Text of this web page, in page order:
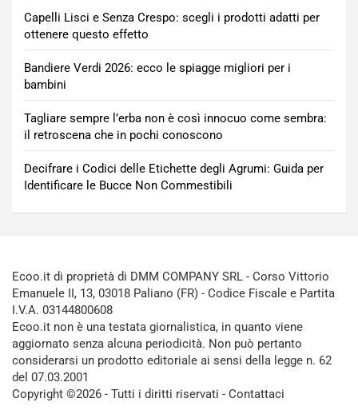
Capelli Lisci e Senza Crespo: scegli i prodotti adatti per
ottenere questo effetto
Bandiere Verdi 2026: ecco le spiagge migliori per i
bambini
Tagliare sempre l’erba non è così innocuo come sembra:
il retroscena che in pochi conoscono
Decifrare i Codici delle Etichette degli Agrumi: Guida per
Identificare le Bucce Non Commestibili
Ecoo.it di proprietà di DMM COMPANY SRL - Corso Vittorio
Emanuele II, 13, 03018 Paliano (FR) - Codice Fiscale e Partita
I.V.A. 03144800608
Ecoo.it non è una testata giornalistica, in quanto viene
aggiornato senza alcuna periodicità. Non può pertanto
considerarsi un prodotto editoriale ai sensi della legge n. 62
del 07.03.2001
Copyright ©2026 - Tutti i diritti riservati - Contattaci